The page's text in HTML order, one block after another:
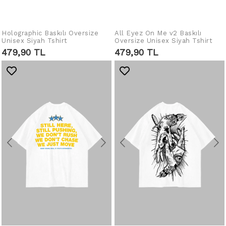
IN DEN WARENKORB
LEGEN
Holographic Baskılı Oversize
Unisex Siyah Tshirt
479,90 TL
IN DEN WARENKORB
LEGEN
All Eyez On Me v2 Baskılı
Oversize Unisex Siyah Tshirt
479,90 TL